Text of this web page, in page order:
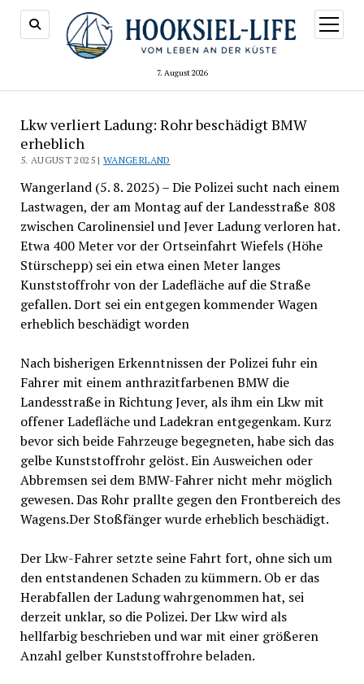
7. August 2026
Menü
öffnen
Lkw verliert Ladung: Rohr beschädigt BMW
erheblich
5. AUGUST 2025 |WANGERLAND
Wangerland (5. 8. 2025) – Die Polizei sucht nach einem
Lastwagen, der am Montag auf der Landesstraße 808
zwischen Carolinensiel und Jever Ladung verloren hat.
Etwa 400 Meter vor der Ortseinfahrt Wiefels (Höhe
Stürschepp) sei ein etwa einen Meter langes
Kunststoffrohr von der Ladefläche auf die Straße
gefallen. Dort sei ein entgegen kommender Wagen
erheblich beschädigt worden
Nach bisherigen Erkenntnissen der Polizei fuhr ein
Fahrer mit einem anthrazitfarbenen BMW die
Landesstraße in Richtung Jever, als ihm ein Lkw mit
offener Ladefläche und Ladekran entgegenkam. Kurz
bevor sich beide Fahrzeuge begegneten, habe sich das
gelbe Kunststoffrohr gelöst. Ein Ausweichen oder
Abbremsen sei dem BMW-Fahrer nicht mehr möglich
gewesen. Das Rohr prallte gegen den Frontbereich des
Wagens.Der Stoßfänger wurde erheblich beschädigt.
Der Lkw-Fahrer setzte seine Fahrt fort, ohne sich um
den entstandenen Schaden zu kümmern. Ob er das
Herabfallen der Ladung wahrgenommen hat, sei
derzeit unklar, so die Polizei. Der Lkw wird als
hellfarbig beschrieben und war mit einer größeren
Anzahl gelber Kunststoffrohre beladen.